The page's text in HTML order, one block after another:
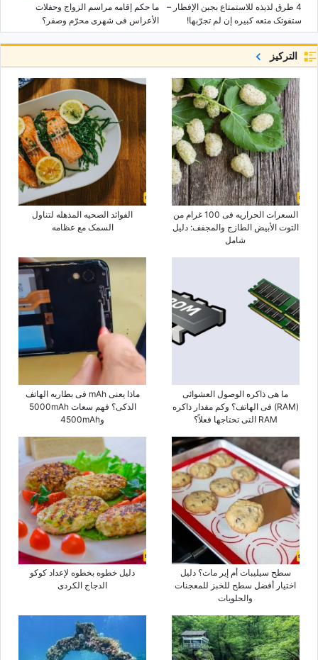
4 طرق لذیذه للاستمتاع بجبن الإفطار –
ستفوتک متعه کبیره إن لم تجرّبها!
ما حکم إقامه مراسم الزواج وحفلات
الأعراس فی شهری محرّم وصفر؟
التركيز
السعرات الحراریه فی 100 غرام من
التوت الأبیض الطازج والمجفف: دلیل
شامل
الفوائد الصحیه المذهله لتناول
السمک مع عظامه
ما هی ذاکره الوصول العشوائی
(RAM) فی الهاتف؟ وکم مقدار ذاکره
RAM التی تحتاجها فعلاً؟
ماذا یعنی mAh فی بطاریه الهاتف
الذکی؟ فهم سعات 5000mAh
و4500mAh
سطح سیلیبات أم إیر مات؟ دلیل
اختیار أفضل سطح للخبز للمعجنات
والحلویات
دلیل خطوه بخطوه لإعداد کوکو
الدجاج الکردی